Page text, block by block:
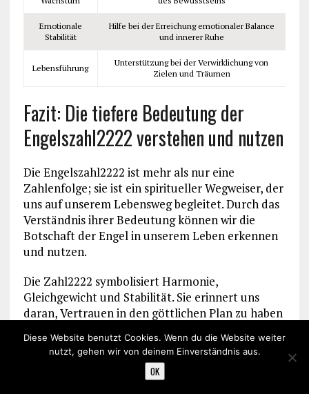
Emotionale
Stabilität
Hilfe bei der Erreichung emotionaler Balance
und innerer Ruhe
Lebensführung
Unterstützung bei der Verwirklichung von
Zielen und Träumen
Fazit: Die tiefere Bedeutung der
Engelszahl2222 verstehen und nutzen
Die Engelszahl2222 ist mehr als nur eine
Zahlenfolge; sie ist ein spiritueller Wegweiser, der
uns auf unserem Lebensweg begleitet. Durch das
Verständnis ihrer Bedeutung können wir die
Botschaft der Engel in unserem Leben erkennen
und nutzen.
Die Zahl2222 symbolisiert Harmonie,
Gleichgewicht und Stabilität. Sie erinnert uns
daran, Vertrauen in den göttlichen Plan zu haben
wir die Energie dieser Zahl in unser Leben
integrieren, können wir unsere Beziehungen,
und unsere
Diese Website benutzt Cookies. Wenn du die Website weiter
nutzt, gehen wir von deinem Einverständnis aus.
OK